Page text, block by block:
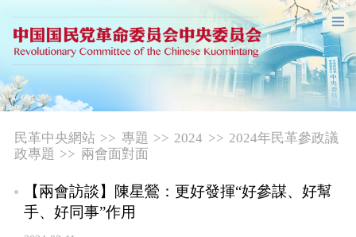
民革中央網站 >> 專題 >> 2024 >> 2024年民革參政議
政專題 >> 兩會面對面
【兩會訪談】陳星鶯：更好發揮“好參謀、好幫
手、好同事”作用